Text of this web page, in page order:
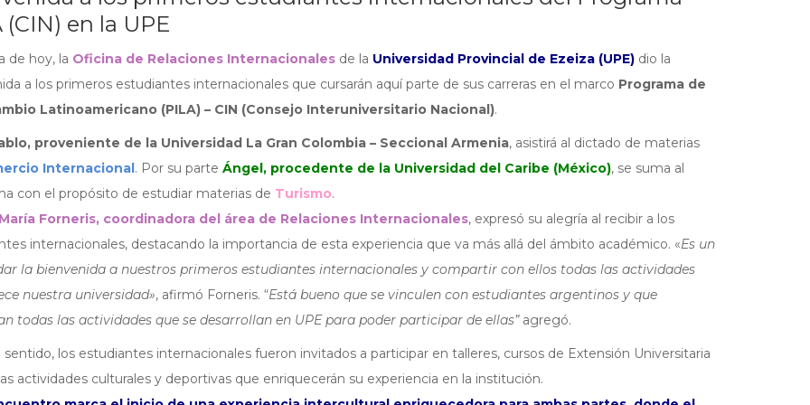
(CIN) en la UPE
de hoy, la Oficina de Relaciones Internacionalesde la Universidad Provincial de Ezeiza (UPE)dio la
a los primeros estudiantes internacionales que cursarán aquí parte de sus carreras en el marco Programa de
Latinoamericano (PILA) – CIN (Consejo Interuniversitario Nacional).
proveniente de la Universidad La Gran Colombia – Seccional Armenia, asistirá al dictado de materias
Internacional. Por su parte Ángel, procedente de la Universidad del Caribe (México), se suma al
con el propósito de estudiar materias de Turismo.
Forneris, coordinadora del área de Relaciones Internacionales, expresó su alegría al recibir a los
internacionales, destacando la importancia de esta experiencia que va más allá del ámbito académico. «Es un
la bienvenida a nuestros primeros estudiantes internacionales y compartir con ellos todas las actividades
nuestra universidad», afirmó Forneris. “Está bueno que se vinculen con estudiantes argentinos y que
todas las actividades que se desarrollan en UPE para poder participar de ellas”agregó.
los estudiantes internacionales fueron invitados a participar en talleres, cursos de Extensión Universitaria
actividades culturales y deportivas que enriquecerán su experiencia en la institución.